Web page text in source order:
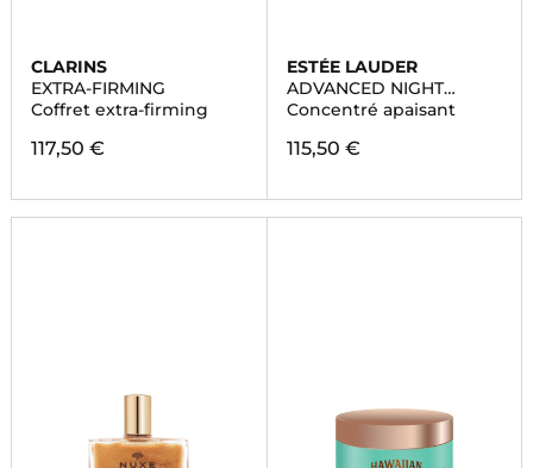
CLARINS
EXTRA-FIRMING
Coffret extra-firming
117,50 €
ESTÉE LAUDER
ADVANCED NIGHT
REPAIR
Concentré apaisant
115,50 €